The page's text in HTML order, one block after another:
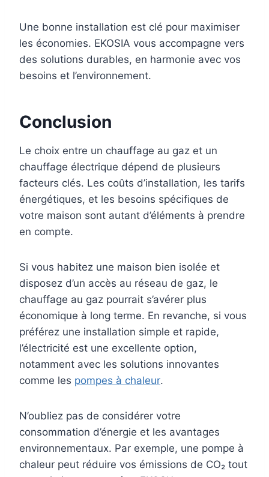
Une bonne installation est clé pour maximiser
les économies. EKOSIA vous accompagne vers
des solutions durables, en harmonie avec vos
besoins et l’environnement.
Conclusion
Le choix entre un chauffage au gaz et un
chauffage électrique dépend de plusieurs
facteurs clés. Les coûts d’installation, les tarifs
énergétiques, et les besoins spécifiques de
votre maison sont autant d’éléments à prendre
en compte.
Si vous habitez une maison bien isolée et
disposez d’un accès au réseau de gaz, le
chauffage au gaz pourrait s’avérer plus
économique à long terme. En revanche, si vous
préférez une installation simple et rapide,
l’électricité est une excellente option,
notamment avec les solutions innovantes
comme les pompes à chaleur.
N’oubliez pas de considérer votre
consommation d’énergie et les avantages
environnementaux. Par exemple, une pompe à
chaleur peut réduire vos émissions de CO₂ tout